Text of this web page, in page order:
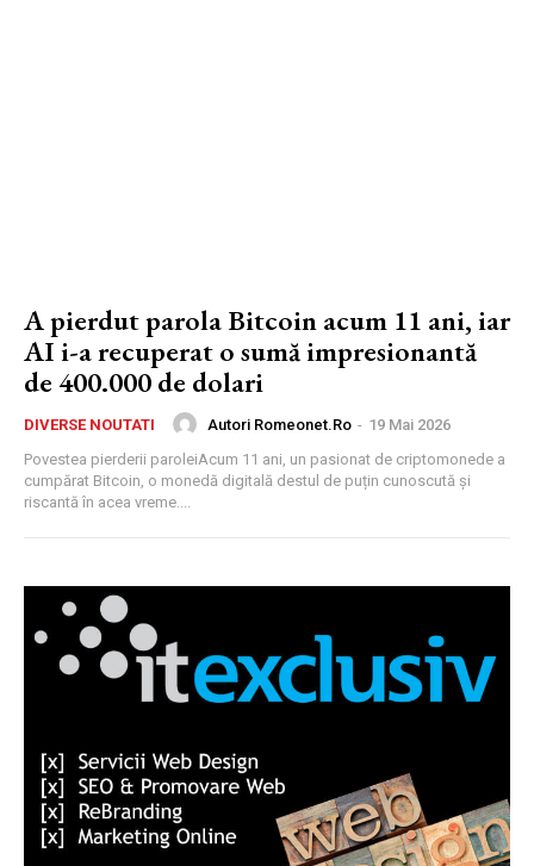
A pierdut parola Bitcoin acum 11 ani, iar
AI i-a recuperat o sumă impresionantă
de 400.000 de dolari
DIVERSE NOUTATI Autori Romeonet.ro - 19 Mai 2026
Povestea pierderii paroleiAcum 11 ani, un pasionat de criptomonede a
cumpărat Bitcoin, o monedă digitală destul de puțin cunoscută și
riscantă în acea vreme....